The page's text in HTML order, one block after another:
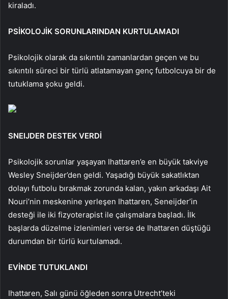
kiraladı.
PSİKOLOJİK SORUNLARINDAN KURTULAMADI
Psikolojik olarak da sıkıntılı zamanlardan geçen ve bu
sıkıntılı süreci bir türlü atlatamayan genç futbolcuya bir de
tutuklama şoku geldi.
SNEIJDER DESTEK VERDİ
Psikolojik sorunlar yaşayan Ihattaren’e en büyük takviye
Wesley Sneijder’den geldi. Yaşadığı büyük sakatlıktan
dolayı futbolu bırakmak zorunda kalan, yakın arkadaşı Ait
Nouri’nin meskenine yerleşen Ihattaren, Seneijder’in
desteği ile iki fizyoterapist ile çalışmalara başladı. İlk
başlarda düzelme izlenimleri verse de Ihattaren düştüğü
durumdan bir türlü kurtulamadı.
EVİNDE TUTUKLANDI
Ihattaren, Salı günü öğleden sonra Utrecht’teki